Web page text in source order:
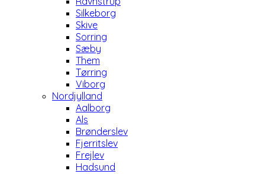
Silkeborg
Skive
Sorring
Sæby
Them
Tørring
Viborg
Nordjylland
Aalborg
Als
Brønderslev
Fjerritslev
Frejlev
Hadsund